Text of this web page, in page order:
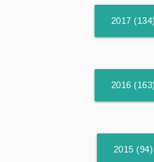
2017 (134)
2016 (163)
2015 (94)